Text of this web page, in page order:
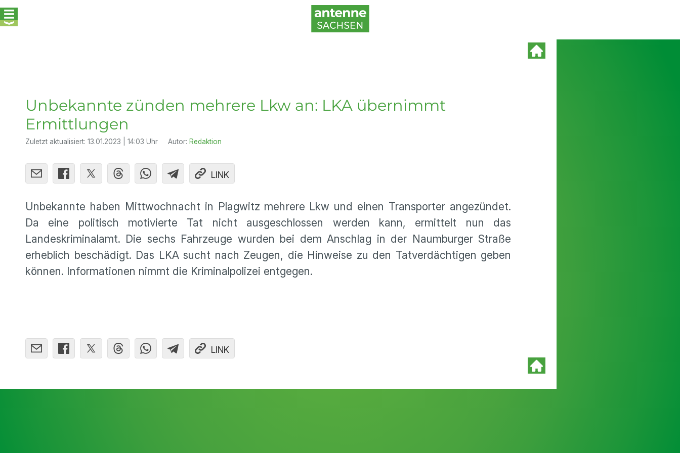
Unbekannte zünden mehrere Lkw an: LKA übernimmt
Ermittlungen
Zuletzt aktualisiert: 13.01.2023 | 14:03 Uhr Autor: Redaktion
LINK
Unbekannte haben Mittwochnacht in Plagwitz mehrere Lkw und einen Transporter angezündet.
Da eine politisch motivierte Tat nicht ausgeschlossen werden kann, ermittelt nun das
Landeskriminalamt. Die sechs Fahrzeuge wurden bei dem Anschlag in der Naumburger Straße
erheblich beschädigt. Das LKA sucht nach Zeugen, die Hinweise zu den Tatverdächtigen geben
können. Informationen nimmt die Kriminalpolizei entgegen.
LINK